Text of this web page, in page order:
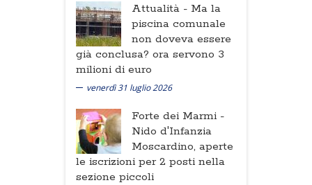
Attualità - Ma la
piscina comunale
non doveva essere
già conclusa? ora servono 3
milioni di euro
venerdì 31 luglio 2026
Forte dei Marmi -
Nido d'Infanzia
Moscardino, aperte
le iscrizioni per 2 posti nella
sezione piccoli